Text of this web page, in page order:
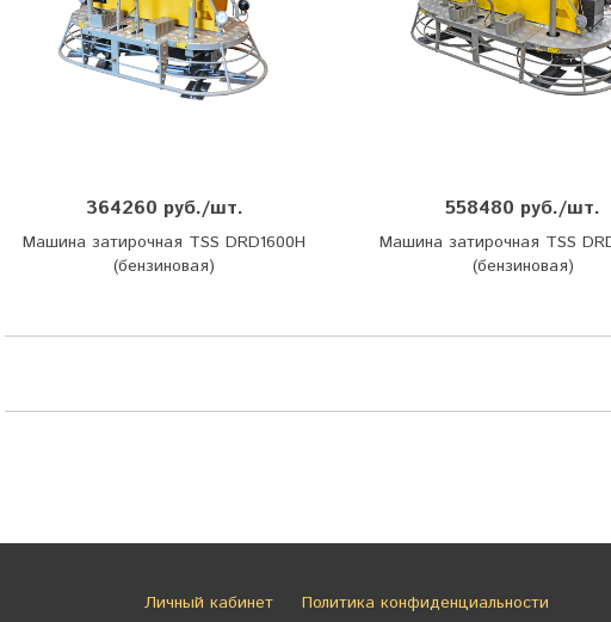
364260 руб./шт.
Машина затирочная TSS DRD1600H
(бензиновая)
558480 руб./шт.
Машина затирочная TSS
(бензиновая)
Личный кабинет Политика конфиденциальности